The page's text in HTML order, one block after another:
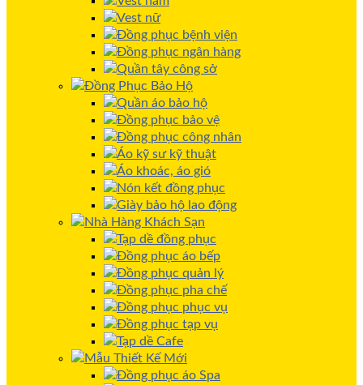
Vest nữ
Đồng phục bệnh viện
Đồng phục ngân hàng
Quần tây công sở
Đồng Phục Bảo Hộ
Quần áo bảo hộ
Đồng phục bảo vệ
Đồng phục công nhân
Áo kỹ sư kỹ thuật
Áo khoác, áo gió
Nón kết đồng phục
Giày bảo hộ lao động
Nhà Hàng Khách Sạn
Tạp dề đồng phục
Đồng phục áo bếp
Đồng phục quản lý
Đồng phục pha chế
Đồng phục phục vụ
Đồng phục tạp vụ
Tạp dề Cafe
Mẫu Thiết Kế Mới
Đồng phục áo Spa